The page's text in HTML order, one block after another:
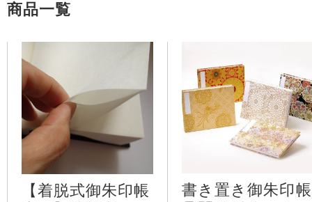
商品一覧
【着脱式御朱印帳
書き置き御朱印帳